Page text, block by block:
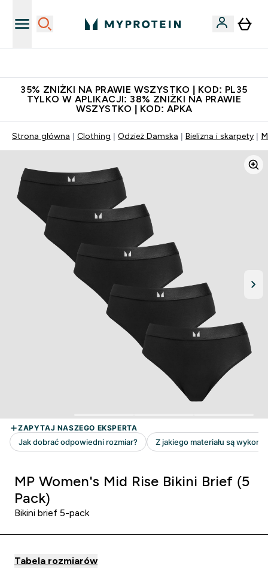
35% ZNIŻKI NA PRAWIE WSZYSTKO | KOD: PL35
TYLKO W APLIKACJI: 38% ZNIŻKI NA PRAWIE
WSZYSTKO | KOD: APKA
Strona główna Clothing Odzież Damska Bielizna i skarpety
MP Women's Mid Rise Bikini Brief (5
Pack)
Bikini brief 5-pack
Tabela rozmiarów